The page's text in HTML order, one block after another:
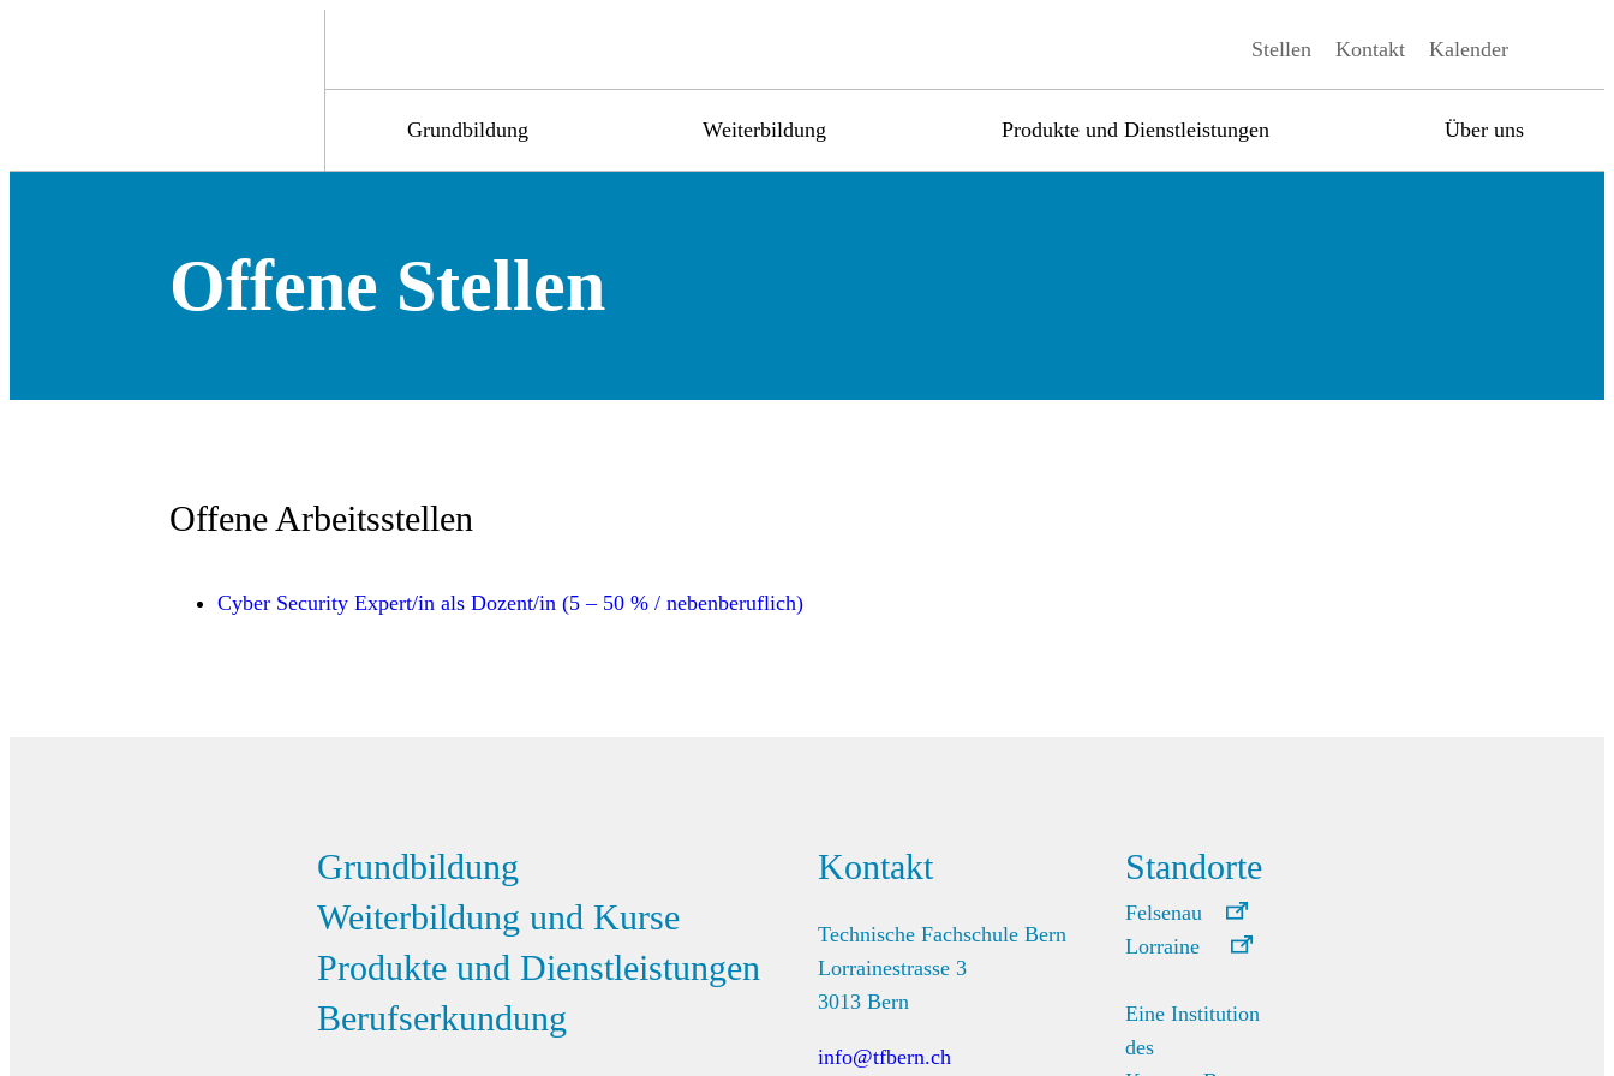
Stellen Kontakt Kalender
Grundbildung Weiterbildung Produkte und Dienstleistungen Über uns
Offene Stellen
Offene Arbeitsstellen
Cyber Security Expert/in als Dozent/in (5 – 50 % / nebenberuflich)
Grundbildung
Weiterbildung und Kurse
Produkte und Dienstleistungen
Berufserkundung
Kontakt
Technische Fachschule Bern
Lorrainestrasse 3
3013 Bern
info@tfbern.ch
Standorte
Felsenau
Lorraine
Eine Institution
des